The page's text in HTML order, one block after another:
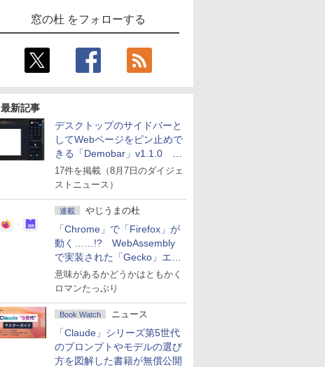
窓の杜 をフォローする
最新記事
デスクトップのサイドバーと
してWebページをピン止めで
きる「Demobar」v1.1.0 ほ
か
17件を掲載（8月7日のダイジェ
ストニュース）
連載 やじうまの杜
「Chrome」で「Firefox」が
動く……!? WebAssembly
で実装された「Gecko」エン
ジン
意味があるかどうかはともかく
ロマンたっぷり
Book Watch ニュース
「Claude」シリーズ第5世代
のプロンプトやモデルの選び
方を図解した書籍が無償公開